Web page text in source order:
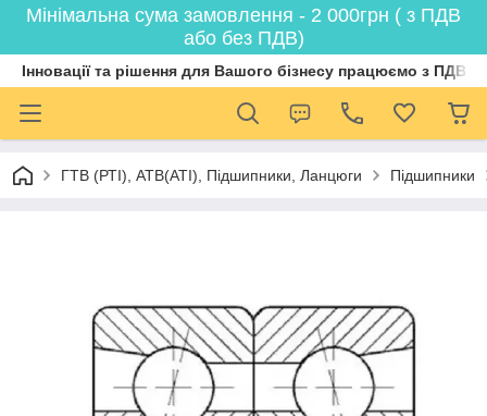
Мінімальна сума замовлення - 2 000грн ( з ПДВ
або без ПДВ)
Інновації та рішення для Вашого бізнесу працюємо з ПДВ
ГТВ (РТI), АТВ(АТI), Пiдшипники, Ланцюги Підшипники